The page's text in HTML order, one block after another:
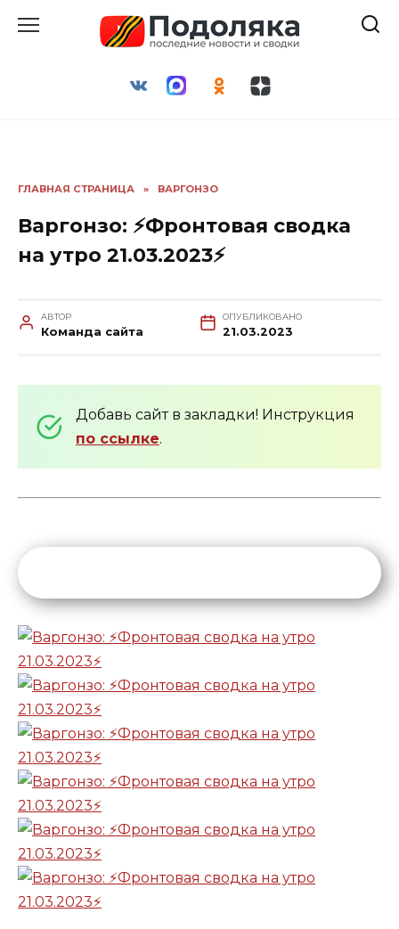
ГЛАВНАЯ СТРАНИЦА » ВАРГОНЗО
Варгонзо: ⚡️Фронтовая сводка
на утро 21.03.2023⚡️
АВТОР
Команда сайта
ОПУБЛИКОВАНО
21.03.2023
Добавь сайт в закладки! Инструкция
по ссылке.